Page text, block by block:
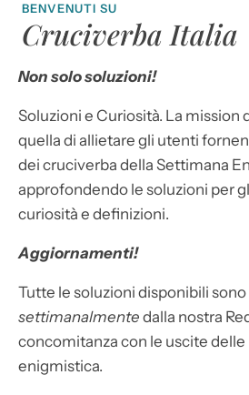
BENVENUTI SU
Cruciverba Italia
Non solo soluzioni!
Soluzioni e Curiosità. La mission
quella di allietare gli utenti
dei cruciverba della Settimana
approfondendo le soluzioni per
curiosità e definizioni.
Aggiornamenti!
Tutte le soluzioni disponibili sono
settimanalmente dalla nostra
concomitanza con le uscite
enigmistica.